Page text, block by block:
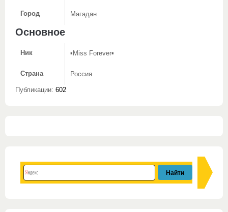
Город Магадан
Основное
Ник ▪Miss Forever▪
Страна Россия
Публикации: 602